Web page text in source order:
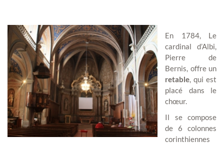
En 1784, Le
cardinal d’Albi,
Pierre de
Bernis, offre un
retable, qui est
placé dans le
chœur.
Il se compose
de 6 colonnes
corinthiennes